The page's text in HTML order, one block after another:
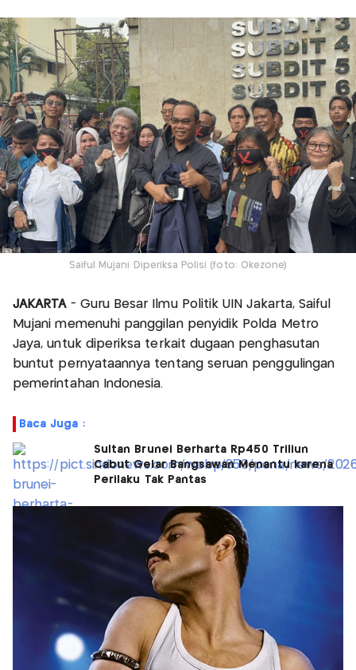
Saiful Mujani Diperiksa Polisi (foto: Okezone)
JAKARTA- Guru Besar Ilmu Politik UIN Jakarta, Saiful
Mujani memenuhi panggilan penyidik Polda Metro
Jaya, untuk diperiksa terkait dugaan penghasutan
buntut pernyataannya tentang seruan penggulingan
pemerintahan Indonesia.
Baca Juga :
Sultan Brunei Berharta Rp450 Triliun
Cabut Gelar Bangsawan Menantu karena
Perilaku Tak Pantas